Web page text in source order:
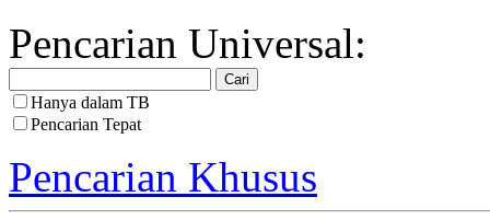
Pencarian Universal:
Hanya dalam TB
Pencarian Tepat
Pencarian Khusus